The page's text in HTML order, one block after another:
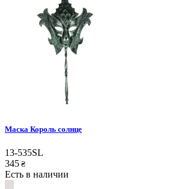
Маска Король солнце
13-535SL
345 ₴
Есть в наличии